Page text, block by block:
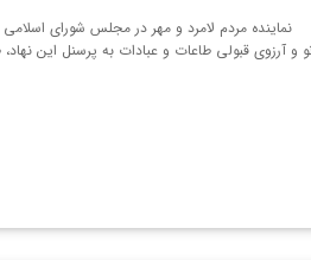
نماینده مردم لامرد و مهر در مجلس شورای
و آرزوی قبولی طاعات و عبادات به پرسنل این